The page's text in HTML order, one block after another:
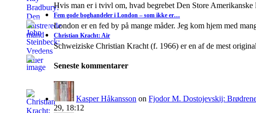
Hvis man er i tvivl om, hvad begrebet Den Store
Fem gode boghandeler i London – som ikke er…
London er en fed by på mange måder. Jeg kom hjem med
Christian Kracht: Air
Schweiziske Christian Kracht (f. 1966) er en af de mest
Seneste kommentarer
Kasper Håkansson on Fjodor M. Dostojevskij:
29, 18:12